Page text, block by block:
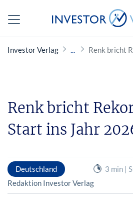
Investor Verlag Renk bricht
Renk bricht
Start ins Jahr
Deutschland
3 min |
Redaktion Investor Verlag